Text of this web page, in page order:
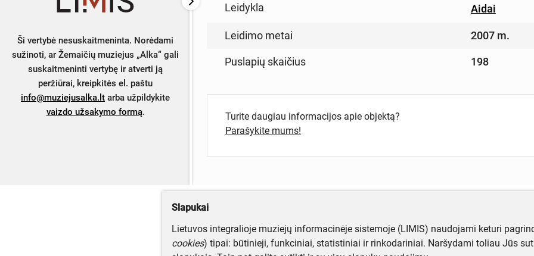
Ši vertybė nesuskaitmeninta. Norėdami
sužinoti, ar Žemaičių muziejus „Alka“ gali
suskaitmeninti vertybę ir atverti ją
peržiūrai, kreipkitės el. paštu
info@muziejusalka.lt arba užpildykite
vaizdo užsakymo formą.
Leidykla Aidai
Leidimo metai 2007 m.
Puslapių skaičius 198
Turite daugiau informacijos apie objektą?
Parašykite mums!
Slapukai
Lietuvos integralioje muziejų informacinėje sistemoje (LIMIS) naudojami keturi
cookies) tipai: būtinieji, funkciniai, statistiniai ir rinkodariniai. Naršydami toliau Jūs